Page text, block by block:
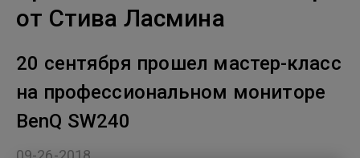
от Стива Ласмина
20 сентября прошел мастер-класс
на профессиональном мониторе
BenQ SW240